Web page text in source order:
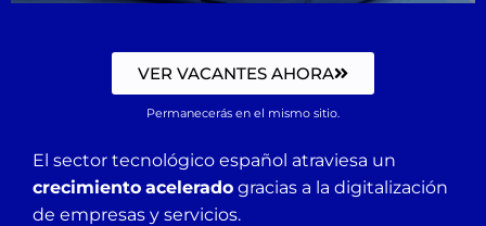
VER VACANTES AHORA
Permanecerás en el mismo sitio.
El sector tecnológico español atraviesa un
crecimiento acelerado gracias a la digitalización
de empresas y servicios.